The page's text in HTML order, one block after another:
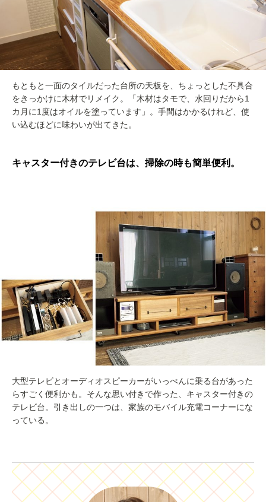
もともと一面のタイルだった台所の天板を、ちょっとした不具合
をきっかけに木材でリメイク。「木材はタモで、水回りだから1
カ月に1度はオイルを塗っています」。手間はかかるけれど、使
い込むほどに味わいが出てきた。
キャスター付きのテレビ台は、掃除の時も簡単便利。
大型テレビとオーディオスピーカーがいっぺんに乗る台があった
らすごく便利かも。そんな思い付きで作った、キャスター付きの
テレビ台。引き出しの一つは、家族のモバイル充電コーナーにな
っている。